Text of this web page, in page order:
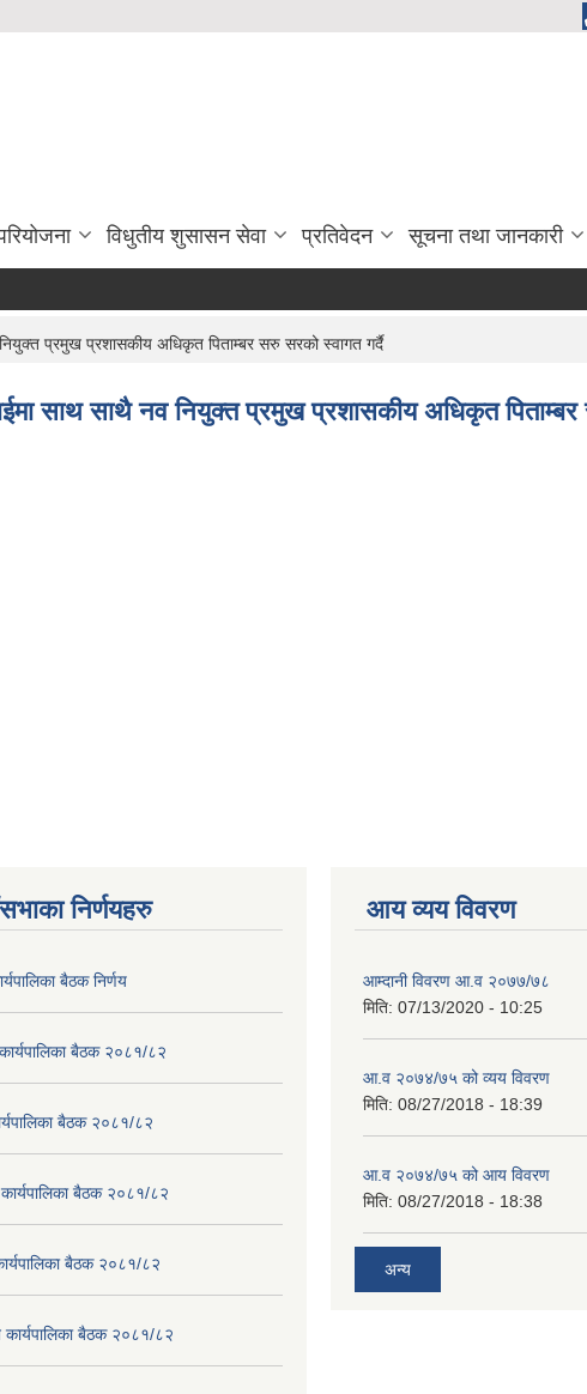
विधुतीय शुसासन सेवा प्रतिवेदन सूचना तथा जानकारी
प्रमुख प्रशासकीय अधिकृत पिताम्बर सरु सरको स्वागत गर्दै
साथ साथै नव नियुक्त प्रमुख प्रशासकीय अधिकृत पिताम्बर
निर्णयहरु
बैठक निर्णय
बैठक २०८१/८२
बैठक २०८१/८२
बैठक २०८१/८२
बैठक २०८१/८२
कार्यपालिका बैठक २०८१/८२
आय व्यय विवरण
आम्दानी विवरण आ.व २०७७/७८
मिति: 07/13/2020 - 10:25
आ.व २०७४/७५ को व्यय विवरण
मिति: 08/27/2018 - 18:39
आ.व २०७४/७५ को आय विवरण
मिति: 08/27/2018 - 18:38
अन्य